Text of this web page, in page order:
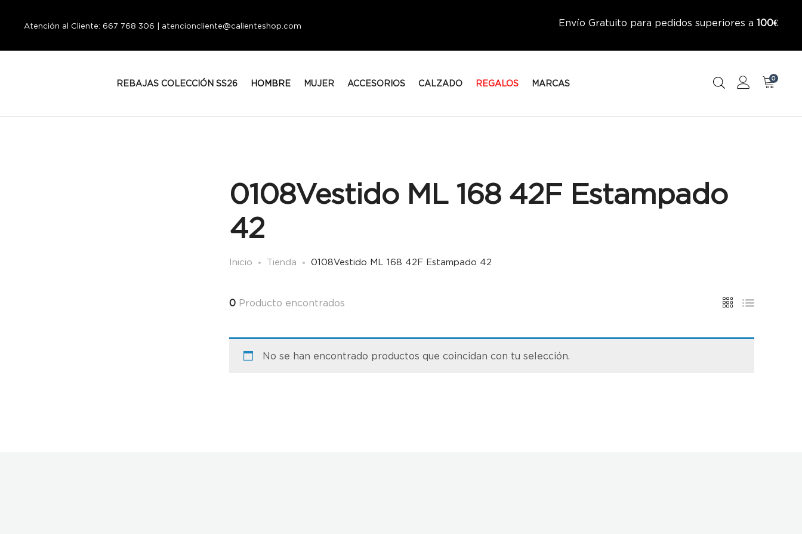
Atención al Cliente: 667 768 306 | atencioncliente@calienteshop.com Envío Gratuito para pedidos superiores a 100€
REBAJAS COLECCIÓN SS26 HOMBRE MUJER ACCESORIOS CALZADO REGALOS MARCAS
0
0108Vestido ML 168 42F Estampado
42
Inicio Tienda 0108Vestido ML 168 42F Estampado 42
0 Producto encontrados
No se han encontrado productos que coincidan con tu selección.